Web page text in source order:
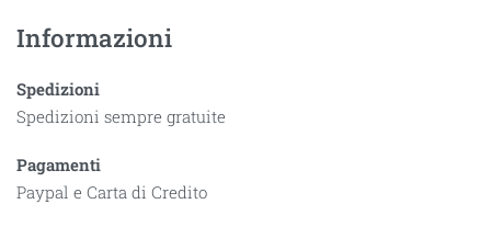
Informazioni
Spedizioni
Spedizioni sempre gratuite
Pagamenti
Paypal e Carta di Credito